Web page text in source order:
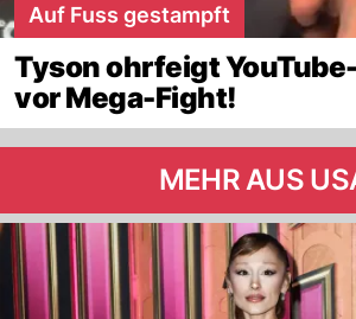
Auf Fuss gestampft
Tyson ohrfeigt
vor Mega-Fight!
MEHR AUS